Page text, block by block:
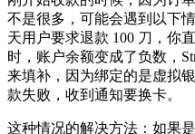
不是很多，可能会遇到以下
天用户要求退款 100 刀，你
时，账户余额变成了负数，
来填补，因为绑定的是虚拟
款失败，收到通知要换卡。
这种情况的解决方法：如果